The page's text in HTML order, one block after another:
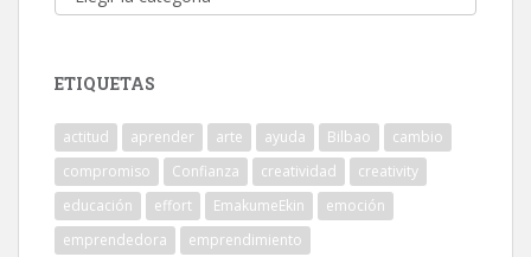
ETIQUETAS
actitud aprender arte ayuda Bilbao
cambio
compromiso
Confianza creatividad
creativity
educación
effort EmakumeEkin
emoción
emprendedora
emprendimiento